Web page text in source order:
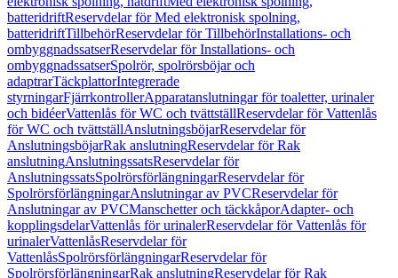
batteridriftReservdelar för Med elektronisk spolning,
batteridriftTillbehörReservdelar för TillbehörInstallations- och
ombyggnadssatserReservdelar för Installations- och
ombyggnadssatserSpolrör, spolrörsböjar och
adaptrarTäckplattorIntegrerade
styrningarFjärrkontrollerApparatanslutningar för toaletter, urinaler
och bidéerVattenlås för WC och tvättställReservdelar för Vattenlås
för WC och tvättställAnslutningsböjarReservdelar för
AnslutningsböjarRak anslutningReservdelar för Rak
anslutningAnslutningssatsReservdelar för
AnslutningssatsSpolrörsförlängningarReservdelar för
SpolrörsförlängningarAnslutningar av PVCReservdelar för
Anslutningar av PVCManschetter och täckkåporAdapter- och
kopplingsdelarVattenlås för urinalerReservdelar för Vattenlås för
urinalerVattenlåsReservdelar för
VattenlåsSpolrörsförlängningarReservdelar för
SpolrörsförlängningarRak anslutningReservdelar för Rak